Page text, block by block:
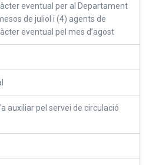
eventual per al Departament
de juliol i (4) agents de
eventual pel mes d’agost
auxiliar pel servei de circulació